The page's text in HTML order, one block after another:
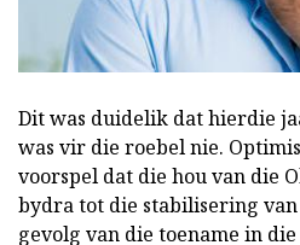
Dit was duidelik dat hierdie
was vir die roebel nie.
voorspel dat die hou van die
bydra tot die stabilisering van
gevolg van die toename in